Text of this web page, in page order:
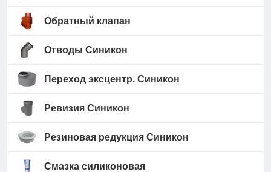
Обратный клапан
Отводы Синикон
Переход эксцентр. Синикон
Ревизия Синикон
Резиновая редукция Синикон
Смазка силиконовая